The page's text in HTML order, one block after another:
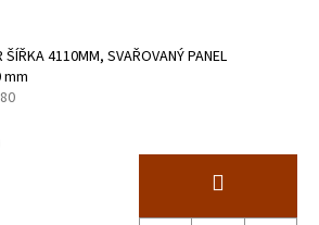
4110MM, SVAŘOVANÝ PANEL
mm